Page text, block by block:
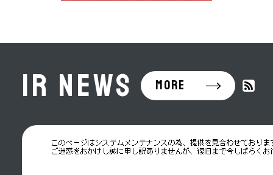
IR NEWS MORE